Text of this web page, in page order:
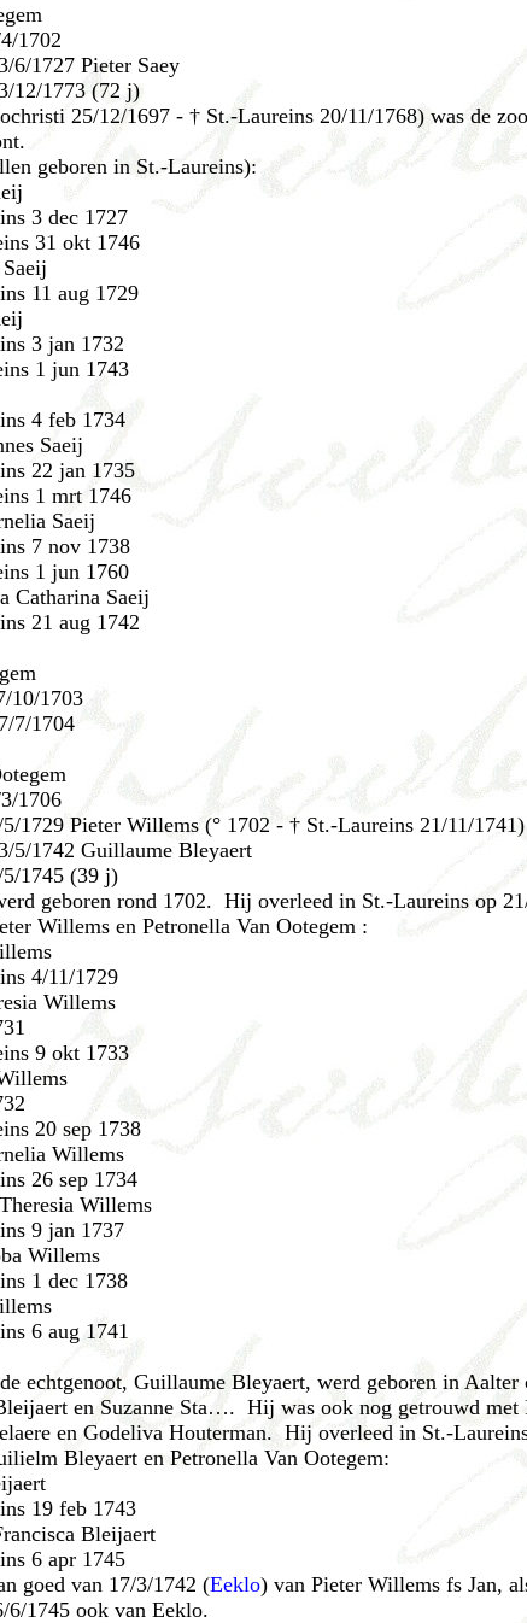
1702
6/1727 Pieter Saey
12/1773 (72 j)
25/12/1697 - † St.-Laureins 20/11/1768) was de
geboren in St.-Laureins):
3 dec 1727
31 okt 1746
11 aug 1729
3 jan 1732
1 jun 1743
4 feb 1734
Saeij
22 jan 1735
1 mrt 1746
Saeij
7 nov 1738
1 jun 1760
Catharina Saeij
21 aug 1742
10/1703
7/1704
1706
1729 Pieter Willems (° 1702 - † St.-Laureins 21/11/1741)
5/1742 Guillaume Bleyaert
1745 (39 j)
geboren rond 1702. Hij overleed in St.-Laureins op
Willems en Petronella Van Ootegem :
4/11/1729
Willems
9 okt 1733
20 sep 1738
Willems
26 sep 1734
Willems
9 jan 1737
Willems
1 dec 1738
6 aug 1741
echtgenoot, Guillaume Bleyaert, werd geboren in
en Suzanne Sta…. Hij was ook nog getrouwd met
en Godeliva Houterman. Hij overleed in St.-
Bleyaert en Petronella Van Ootegem:
19 feb 1743
Bleijaert
6 apr 1745
goed van 17/3/1742 (Eeklo) van Pieter Willems fs Jan,
6/1745 ook van Eeklo.